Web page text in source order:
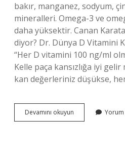
bakır, manganez, sodyum,
mineralleri. Omega-3 ve
daha yüksektir. Canan
diyor? Dr. Dünya D Vitamini
“Her D vitamini 100 ng/ml
Kelle paça kansızlığa iyi
kan değerleriniz düşükse,
Devamını okuyun
Paça
Yorum